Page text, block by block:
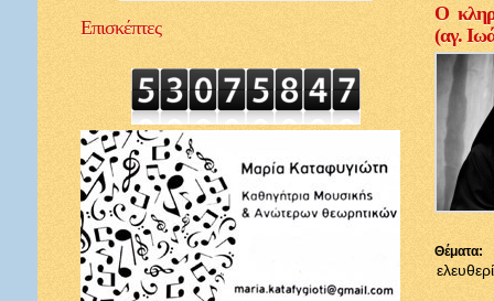
Επισκέπτες
Ο
(αγ.
Θέματα: